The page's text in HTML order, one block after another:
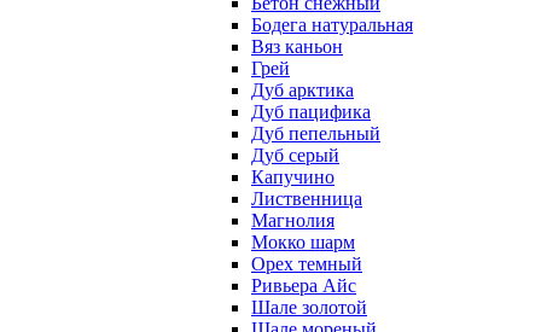
Бодега натуральная
Вяз каньон
Грей
Дуб арктика
Дуб пацифика
Дуб пепельный
Дуб серый
Капучино
Лиственница
Магнолия
Мокко шарм
Орех темный
Ривьера Айс
Шале золотой